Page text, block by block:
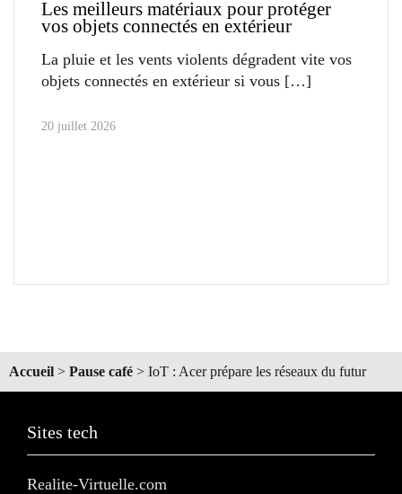
Les meilleurs matériaux pour protéger
vos objets connectés en extérieur
La pluie et les vents violents dégradent vite vos
objets connectés en extérieur si vous
20 juillet 2026
Accueil > Pause café > IoT : Acer prépare les réseaux du futur
Sites tech
Realite-Virtuelle.com